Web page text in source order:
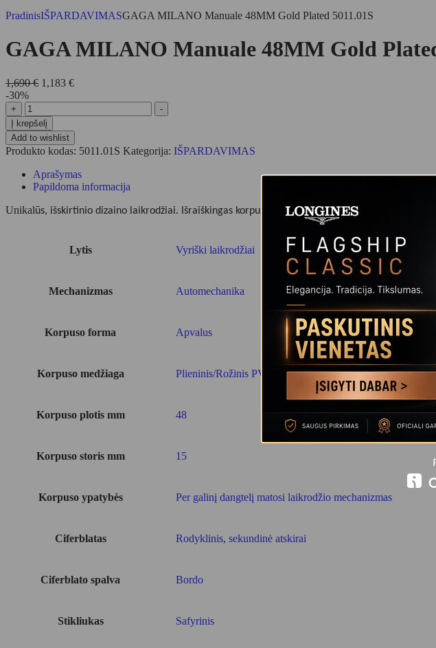
PradinisIŠPARDAVIMASGAGA MILANO Manuale 48MM Gold Plated 5011.01S
GAGA MILANO Manuale 48MM Gold
1,690€ 1,183 €
-30%
+
produkto
kiekis:
GAGA
MILANO
Manuale
48MM
Gold
Plated
5011.01S
-
Į krepšelį
Add to wishlist
Produkto kodas: 5011.01S Kategorija: IŠPARDAVIMAS
Aprašymas
Papildoma informacija
Unikalūs, išskirtinio dizaino laikrodžiai. Išraiškingas korpuso, rodmenų ir apyrankės derinys.
Lytis Vyriški laikrodžiai
Mechanizmas Automechanika
Korpuso forma Apvalus
Korpuso medžiaga Plieninis/Rožinis PVD
Korpuso plotis mm 48
Korpuso storis mm 15
Korpuso ypatybės Per galinį dangtelį matosi laikrodžio mechanizmas
Ciferblatas Rodyklinis, sekundinė atskirai
Ciferblato spalva Bordo
Stikliukas Safyrinis